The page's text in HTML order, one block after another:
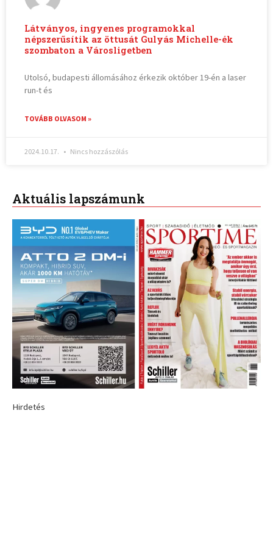
Látványos, ingyenes programokkal
népszerűsítik az öttusát Gulyás Michelle-ék
szombaton a Városligetben
Utolsó, budapesti állomásához érkezik október 19-én a laser
run-t és
TOVÁBB OLVASOM »
2024.10.17. Nincs hozzászólás
Aktuális lapszámunk
Hirdetés